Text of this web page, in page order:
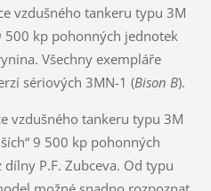
vzdušného tankeru typu 3M
kp pohonných jednotek
Všechny exempláře
sériových 3MN-1 (Bison B).
vzdušného tankeru typu 3M
9 500 kp pohonných
P.F. Zubceva. Od typu